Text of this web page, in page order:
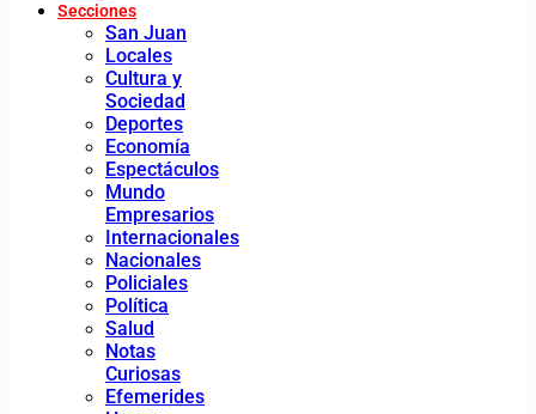
Secciones
San Juan
Locales
Cultura y
Sociedad
Deportes
Economía
Espectáculos
Mundo
Empresarios
Internacionales
Nacionales
Policiales
Política
Salud
Notas
Curiosas
Efemerides